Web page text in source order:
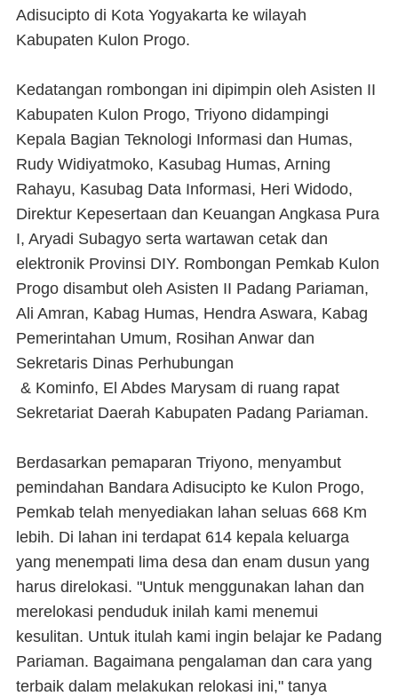
Adisucipto di Kota Yogyakarta ke wilayah
Kabupaten Kulon Progo.
Kedatangan rombongan ini dipimpin oleh Asisten II
Kabupaten Kulon Progo, Triyono didampingi
Kepala Bagian Teknologi Informasi dan Humas,
Rudy Widiyatmoko, Kasubag Humas, Arning
Rahayu, Kasubag Data Informasi, Heri Widodo,
Direktur Kepesertaan dan Keuangan Angkasa Pura
I, Aryadi Subagyo serta wartawan cetak dan
elektronik Provinsi DIY. Rombongan Pemkab Kulon
Progo disambut oleh Asisten II Padang Pariaman,
Ali Amran, Kabag Humas, Hendra Aswara, Kabag
Pemerintahan Umum, Rosihan Anwar dan
Sekretaris Dinas Perhubungan
& Kominfo, El Abdes Marysam di ruang rapat
Sekretariat Daerah Kabupaten Padang Pariaman.
Berdasarkan pemaparan Triyono, menyambut
pemindahan Bandara Adisucipto ke Kulon Progo,
Pemkab telah menyediakan lahan seluas 668 Km
lebih. Di lahan ini terdapat 614 kepala keluarga
yang menempati lima desa dan enam dusun yang
harus direlokasi. "Untuk menggunakan lahan dan
merelokasi penduduk inilah kami menemui
kesulitan. Untuk itulah kami ingin belajar ke Padang
Pariaman. Bagaimana pengalaman dan cara yang
terbaik dalam melakukan relokasi ini," tanya